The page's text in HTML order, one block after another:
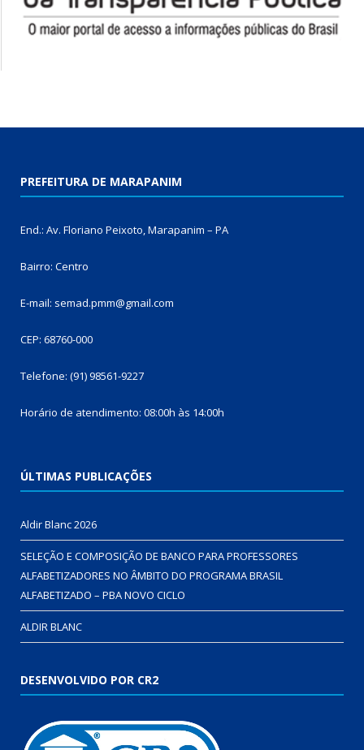
PREFEITURA DE MARAPANIM
End.: Av. Floriano Peixoto, Marapanim – PA
Bairro: Centro
E-mail: semad.pmm@gmail.com
CEP: 68760-000
Telefone: (91) 98561-9227
Horário de atendimento: 08:00h às 14:00h
ÚLTIMAS PUBLICAÇÕES
Aldir Blanc 2026
SELEÇÃO E COMPOSIÇÃO DE BANCO PARA PROFESSORES
ALFABETIZADORES NO ÂMBITO DO PROGRAMA BRASIL
ALFABETIZADO – PBA NOVO CICLO
ALDIR BLANC
DESENVOLVIDO POR CR2